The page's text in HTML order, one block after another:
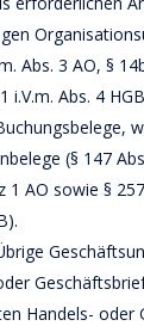
Abs. 3 AO, §
i.V.m. Abs. 4
(§ 147
1 AO sowie §
Handels- oder